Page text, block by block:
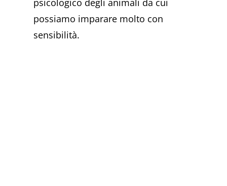
possiamo imparare molto con
sensibilità.